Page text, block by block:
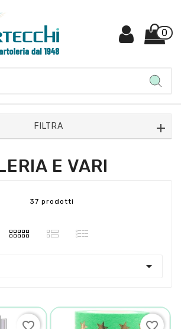
0
FILTRA
E VARI
37 prodotti

favorite_border favorite_border